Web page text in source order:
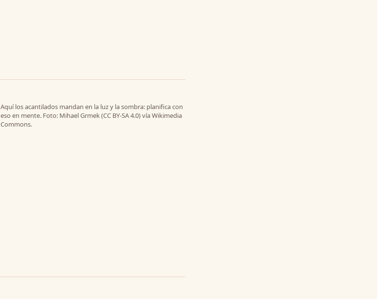
Aquí los acantilados mandan en la luz y la sombra: planifica con
eso en mente. Foto: Mihael Grmek (CC BY-SA 4.0) vía Wikimedia
Commons.